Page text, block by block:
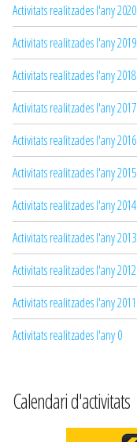
Activitats realitzades l'any 2020
Activitats realitzades l'any 2019
Activitats realitzades l'any 2018
Activitats realitzades l'any 2017
Activitats realitzades l'any 2016
Activitats realitzades l'any 2015
Activitats realitzades l'any 2014
Activitats realitzades l'any 2013
Activitats realitzades l'any 2012
Activitats realitzades l'any 2011
Activitats realitzades l'any 0
Calendari d'activitats